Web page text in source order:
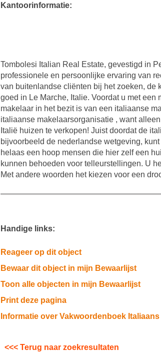
Kantoorinformatie:
Tombolesi Italian Real Estate, gevestigd in
professionele en persoonlijke ervaring van
van buitenlandse cliënten bij het zoeken, de
goed in Le Marche, Italie. Voordat u met
makelaar in het bezit is van een italiaanse
italiaanse makelaarsorganisatie , want
Italië huizen te verkopen! Juist doordat de
bijvoorbeeld de nederlandse wetgeving,
helaas een hoop mensen die hier zelf een
kunnen behoeden voor telleurstellingen. U
Met andere woorden het kiezen voor een
Handige links:
Reageer op dit object
Bewaar dit object in mijn Bewaarlijst
Toon alle objecten in mijn Bewaarlijst
Print deze pagina
Informatie over Vakwoordenboek
<<< Terug naar zoekresultaten